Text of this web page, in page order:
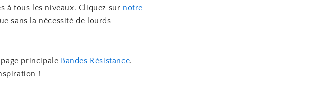
à tous les niveaux. Cliquez sur notre
sans la nécessité de lourds
principale Bandes Résistance.
!